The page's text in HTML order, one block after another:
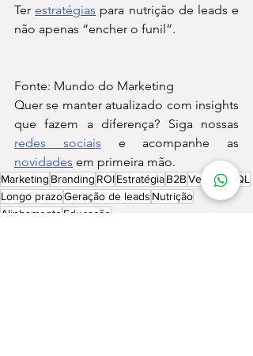
Ter estratégias para nutrição de leads e
não apenas “encher o funil”.
Fonte: Mundo do Marketing
Quer se manter atualizado com insights
redes sociais
novidades em primeira mão.
Marketing Branding ROIEstratégiaB2BVendasMQL
Longo prazoGeração de leads Nutrição
Alinhamento Educação